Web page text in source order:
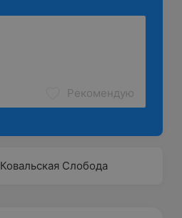
Рекомендую
Ковальская Слобода